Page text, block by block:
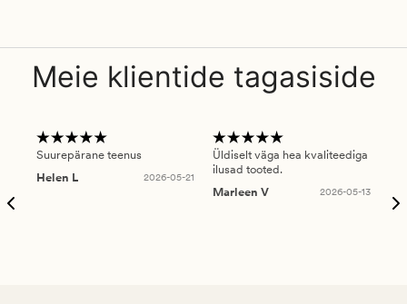
Meie klientide tagasiside
Suurepärane teenus
Helen L
2026-05-21
Üldiselt väga hea kvaliteediga
ilusad tooted.
Marleen V
2026-05-13